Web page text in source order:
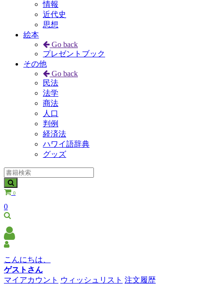
情報
近代史
思想
絵本
Go back
プレゼントブック
その他
Go back
民法
法学
商法
人口
判例
経済法
ハワイ語辞典
グッズ
0
0
こんにちは、
ゲストさん
マイアカウント ウィッシュリスト 注文履歴